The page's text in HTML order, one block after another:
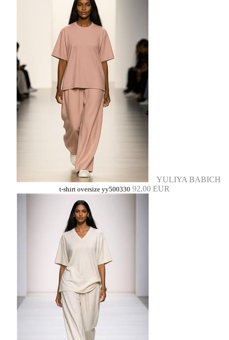
YULIYA BABICH
t-shirt oversize yy500330 92,00 EUR